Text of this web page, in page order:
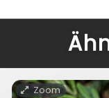
Zoom